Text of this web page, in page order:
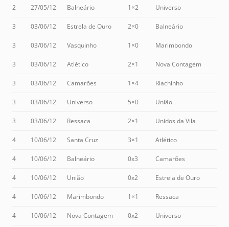
2 27/05/12 Balneário 1×2 Universo
3 03/06/12 Estrela de Ouro 2×0 Balneário
3 03/06/12 Vasquinho 1×0 Marimbondo
3 03/06/12 Atlético 2×1 Nova Contagem
3 03/06/12 Camarões 1×4 Riachinho
3 03/06/12 Universo 5×0 União
3 03/06/12 Ressaca 2×1 Unidos da Vila
4 10/06/12 Santa Cruz 3×1 Atlético
4 10/06/12 Balneário 0x3 Camarões
4 10/06/12 União 0x2 Estrela de Ouro
4 10/06/12 Marimbondo 1×1 Ressaca
4 10/06/12 Nova Contagem 0x2 Universo